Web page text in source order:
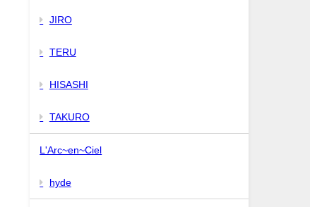
JIRO
TERU
HISASHI
TAKURO
L'Arc~en~Ciel
hyde